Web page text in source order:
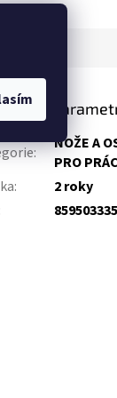
:
NOŽE A
PRO
:
2 roky